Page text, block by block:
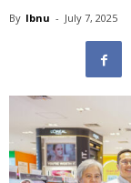
By Ibnu - July 7, 2025